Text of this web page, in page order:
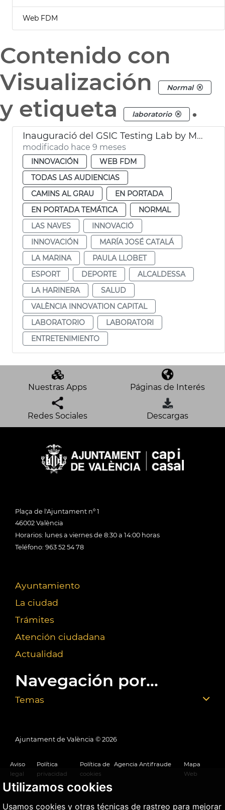
Utilizamos cookies
Usamos cookies y otras técnicas de rastreo para mejorar
Web FDM
Contenido con
Visualización
Normal
y etiqueta laboratorio .
Inauguració del GSIC Testing Lab by Microsoft
modificado hace 9 meses
INNOVACIÓN
WEB FDM
TODAS LAS AUDIENCIAS
CAMINS AL GRAU
EN PORTADA
EN PORTADA TEMÁTICA
NORMAL
LAS NAVES
INNOVACIÓ
INNOVACIÓN
MARÍA JOSÉ CATALÁ
LA MARINA
PAULA LLOBET
ESPORT
DEPORTE
ALCALDESSA
LA HARINERA
SALUD
VALÈNCIA INNOVATION CAPITAL
LABORATORIO
LABORATORI
ENTRETENIMIENTO
Nuestras Apps Páginas de Interés
Redes Sociales Descargas
Plaça de l'Ajuntament nº 1
46002 València
Horarios: lunes a viernes de 8:30 a 14:00 horas
Teléfono: 963 52 54 78
Ayuntamiento
La ciudad
Trámites
Atención ciudadana
Actualidad
Navegación por...
Temas
Ajuntament de València © 2026
Aviso
legal
Política
privacidad
Política de
cookies
Agencia Antifraude
Mapa
Web